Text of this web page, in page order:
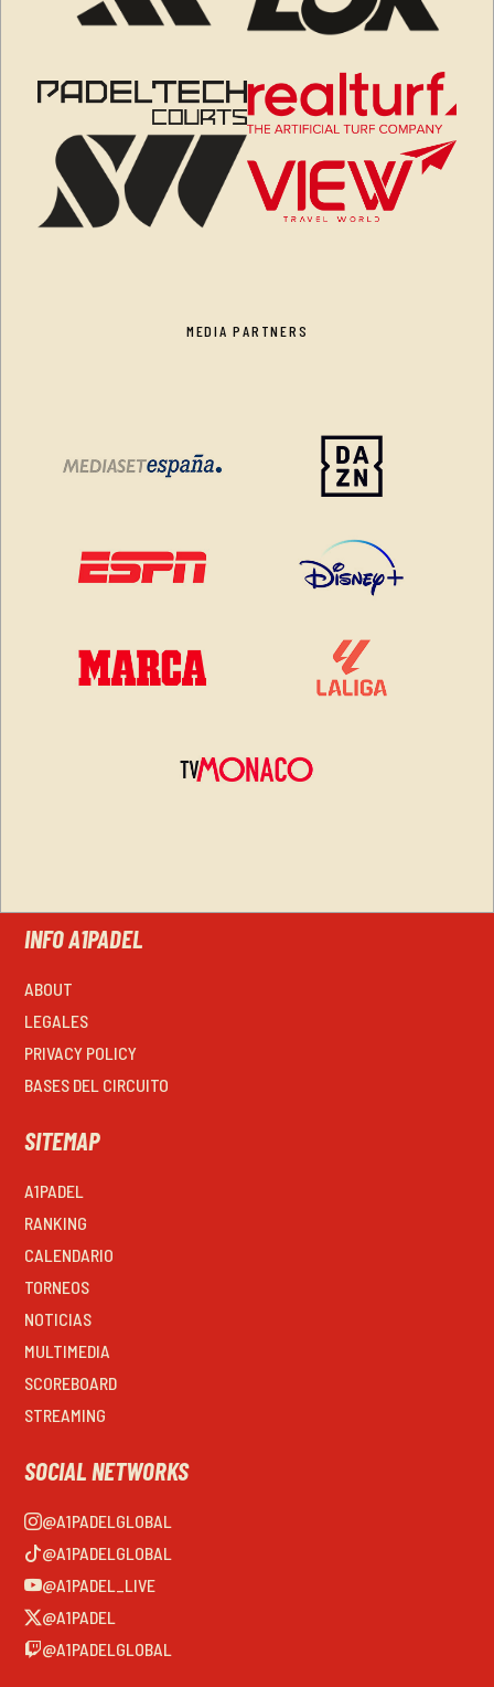
MEDIA PARTNERS
INFO A1PADEL
ABOUT
LEGALES
PRIVACY POLICY
BASES DEL CIRCUITO
SITEMAP
A1PADEL
RANKING
CALENDARIO
TORNEOS
NOTICIAS
MULTIMEDIA
SCOREBOARD
STREAMING
SOCIAL NETWORKS
@A1PADELGLOBAL
@A1PADELGLOBAL
@A1PADEL_LIVE
@A1PADEL
@A1PADELGLOBAL